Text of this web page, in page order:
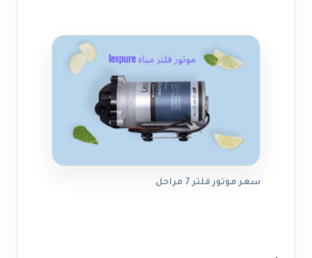
سعر موتور فلتر 7 مراحل